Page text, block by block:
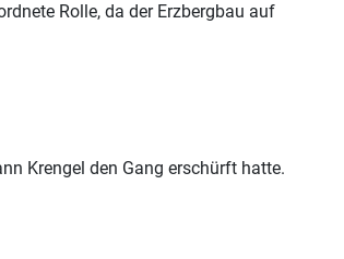
Rolle, da der Erzbergbau auf
Krengel den Gang erschürft hatte.